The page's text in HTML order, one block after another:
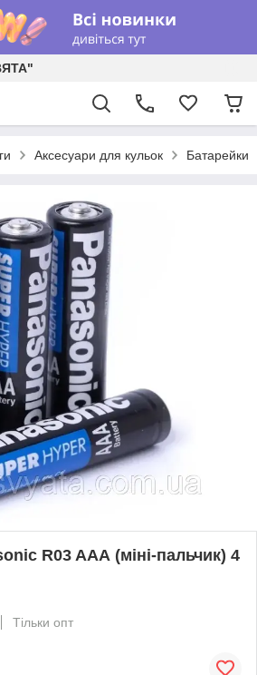
Аксесуари для кульок Батарейки
R03 AAА (міні-пальчик) 4
Тільки опт